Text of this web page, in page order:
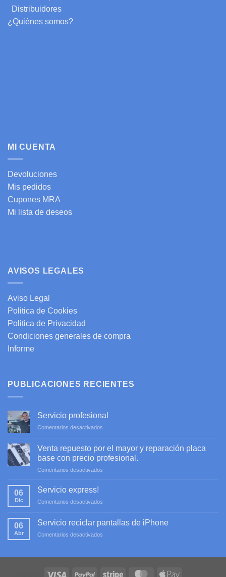
Distribuidores
¿Quiénes somos?
MI CUENTA
Devoluciones
Mis pedidos
Cupones MRA
Mi lista de deseos
AVISOS LEGALES
Aviso Legal
Politica de Cookies
Politica de Privacidad
Condiciones generales de compra
Informe
PUBLICACIONES RECIENTES
Servicio profesional
Comentarios desactivados
profesional
Venta repuesto por el mayor y reparación placa
base con precio profesional.
Comentarios desactivados
y
profesional.
06
Dic
Servicio express!
Comentarios desactivados
express!
06
Abr
Servicio reciclar pantallas de iPhone
Comentarios desactivados